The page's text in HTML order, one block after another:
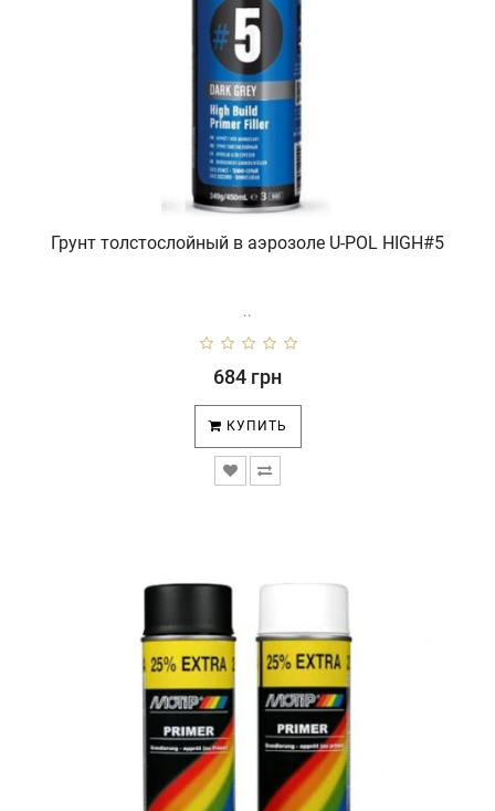
Грунт толстослойный в аэрозоле U-POL HIGH#5
..
684 грн
КУПИТЬ